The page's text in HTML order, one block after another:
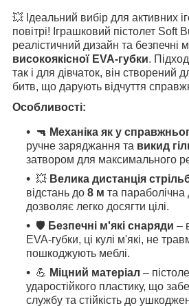
💥 Ідеальний вибір для активних
повітрі! Іграшковий пістолет Soft
реалістичний дизайн та безпечні
високоякісної EVA-губки.
так і для дівчаток, він створений
битв, що дарують відчуття
Особливості:
🔫 Механіка як у
ручне заряджання та викид
затвором для максимального
💥 Велика дистанція
відстань до 8 м та параболічна
дозволяє легко досягти цілі.
🛡️ Безпечні м'які снаряди –
EVA-губки, ці кулі м'які, не
пошкоджують меблі.
💪 Міцний матеріал –
ударостійкого пластику, що
службу та стійкість до